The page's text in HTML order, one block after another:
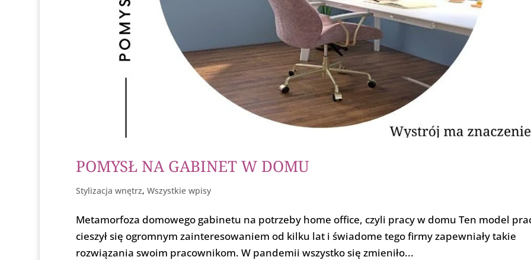
POMYSŁ NA GABINET W DOMU
Stylizacja wnętrz, Wszystkie wpisy
Metamorfoza domowego gabinetu na potrzeby home office, czyli pracy w domu Ten model
cieszył się ogromnym zainteresowaniem od kilku lat i świadome tego firmy zapewniały takie
rozwiązania swoim pracownikom. W pandemii wszystko się zmieniło...